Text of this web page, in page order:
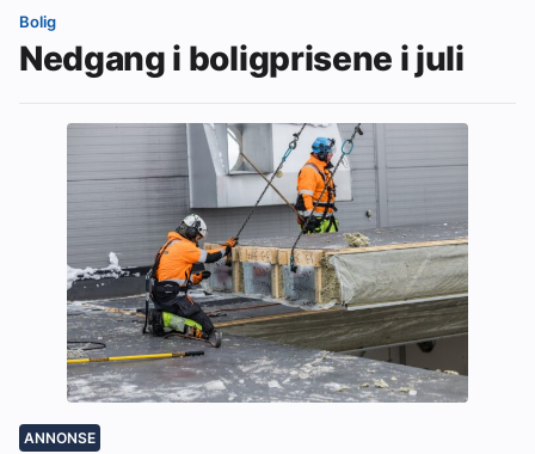
Bolig
Nedgang i boligprisene i juli
ANNONSE